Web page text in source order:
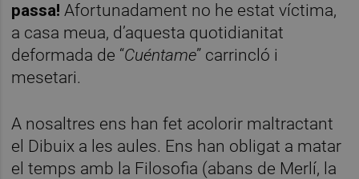
passa!Afortunadament no he estat víctima,
a casa meua, d’aquesta quotidianitat
deformada de “Cuéntame” carrincló i
mesetari.
A nosaltres ens han fet acolorir maltractant
el Dibuix a les aules. Ens han obligat a matar
el temps amb la Filosofia (abans de Merlí, la